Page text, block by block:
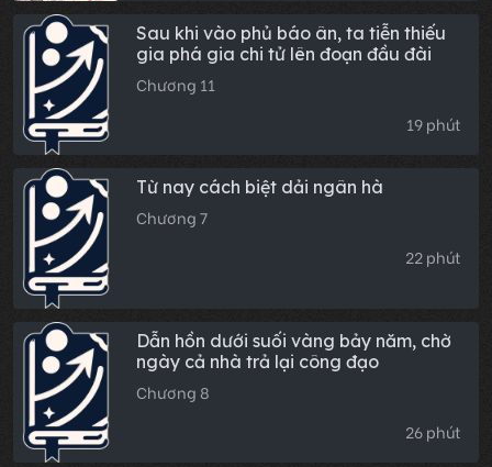
Sau khi vào phủ báo ân, ta tiễn thiếu
gia phá gia chi tử lên đoạn đầu đài
Chương 11
19 phút
Từ nay cách biệt dải ngân hà
Chương 7
22 phút
Dẫn hồn dưới suối vàng bảy năm, chờ
ngày cả nhà trả lại công đạo
Chương 8
26 phút